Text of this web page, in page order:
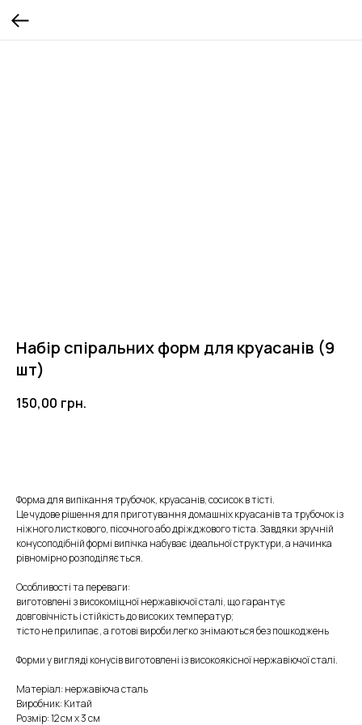
Набір спіральних форм для круасанів (9
шт)
150,00 грн.
Форма для випікання трубочок, круасанів, сосисок в тісті.
Це чудове рішення для приготування домашніх круасанів та трубочок із
ніжного листкового, пісочного або дріжджового тіста. Завдяки зручній
конусоподібній формі випічка набуває ідеальної структури, а начинка
рівномірно розподіляється.
Особливості та переваги:
виготовлені з високоміцної нержавіючої сталі, що гарантує
довговічність і стійкість до високих температур;
тісто не прилипає, а готові вироби легко знімаються без пошкоджень
Форми у вигляді конусів виготовлені із високоякісної нержавіючої сталі.
Матеріал: нержавіюча сталь
Виробник: Китай
Розмір: 12 см х 3 см